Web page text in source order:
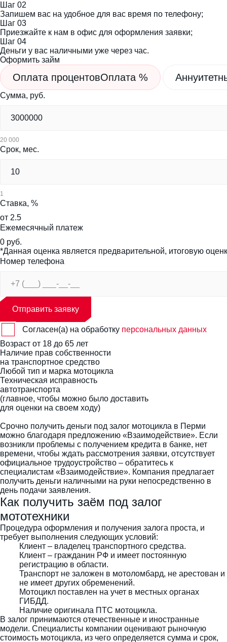
Шаг 02
Запишем вас на удобное для вас время по телефону;
Шаг 03
Приезжайте к нам в офис для оформления заявки;
Шаг 04
Деньги у вас наличными уже через час.
Оформить займ
Оплата процентовОплата %
Сумма, руб.
20 000
Срок, мес.
1
Ставка, %
от 2.5
Ежемесячный платеж
0 руб.
*Данная оценка является предварительной, итоговую
Номер телефона
Отправить заявку
Согласен(а) на обработку персональных данных
Возраст от 18 до 65 лет
Наличие прав собственности
на транспортное средство
Любой тип и марка мотоцикла
Техническая исправность
автотранспорта
(главное, чтобы можно было доставить
для оценки на своем ходу)
Срочно получить деньги под залог мотоцикла в Перми
можно благодаря предложению «Взаимодействие». Если
возникли проблемы с получением кредита в банке, нет
времени, чтобы ждать рассмотрения заявки, отсутствует
официальное трудоустройство – обратитесь к
специалистам «Взаимодействие». Компания предлагает
получить деньги наличными на руки непосредственно в
день подачи заявления.
Как получить заём под залог
мототехники
Процедура оформления и получения залога проста, и
требует выполнения следующих условий:
Клиент – владелец транспортного средства.
Клиент – гражданин РФ и имеет постоянную
регистрацию в области.
Транспорт не заложен в мотоломбард, не арестован и
не имеет других обременений.
Мотоцикл поставлен на учет в местных органах
ГИБДД.
Наличие оригинала ПТС мотоцикла.
В залог принимаются отечественные и иностранные
модели. Специалисты компании оценивают рыночную
стоимость мотоцикла, из чего определяется сумма и срок,